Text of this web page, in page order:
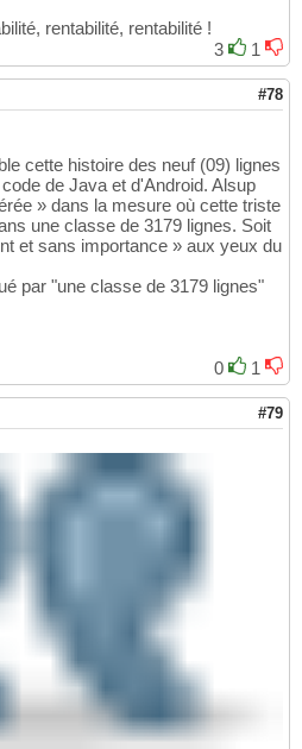
rentabilité, rentabilité !
3
1
#78
cette histoire des neuf (09) lignes
de Java et d'Android. Alsup
» dans la mesure où cette triste
une classe de 3179 lignes. Soit
et sans importance » aux yeux du
par "une classe de 3179 lignes"
0
1
#79